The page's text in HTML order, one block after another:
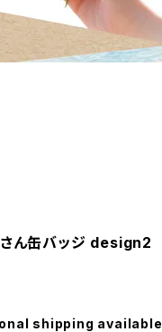
ん缶バッジ design2
shipping available